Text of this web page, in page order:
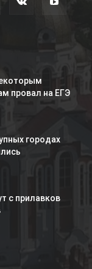
провал на ЕГЭ
городах
с прилавков